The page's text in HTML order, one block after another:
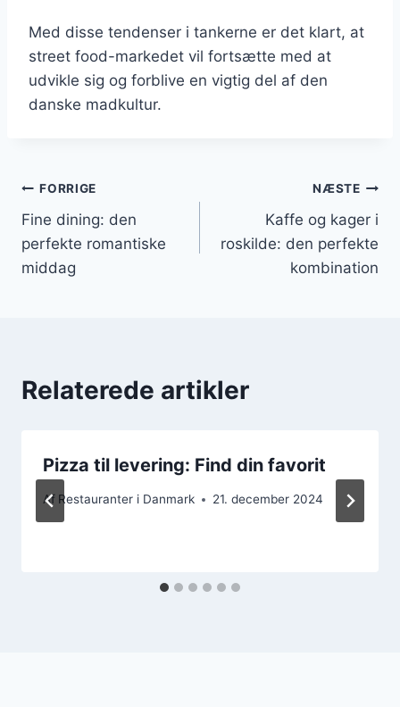
Med disse tendenser i tankerne er det klart, at
street food-markedet vil fortsætte med at
udvikle sig og forblive en vigtig del af den
danske madkultur.
Indlægsnavigation
FORRIGE
Fine dining: den
perfekte romantiske
middag
NÆSTE
Kaffe og kager i
roskilde: den perfekte
kombination
Relaterede artikler
Pizza til levering: Find din favorit
Af Restauranter i Danmark 21. december 2024